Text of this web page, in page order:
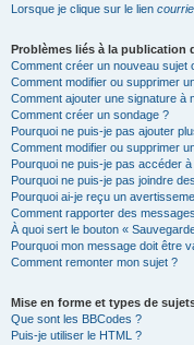
Lorsque je clique sur le lien
Problèmes liés à la publication
Comment créer un nouveau sujet
Comment modifier ou supprimer
Comment ajouter une signature à
Comment créer un sondage ?
Pourquoi ne puis-je pas ajouter
Comment modifier ou supprimer
Pourquoi ne puis-je pas accéder
Pourquoi ne puis-je pas joindre
Pourquoi ai-je reçu un
Comment rapporter des
À quoi sert le bouton «
Pourquoi mon message doit être
Comment remonter mon sujet ?
Mise en forme et types de
Que sont les BBCodes ?
Puis-je utiliser le HTML ?